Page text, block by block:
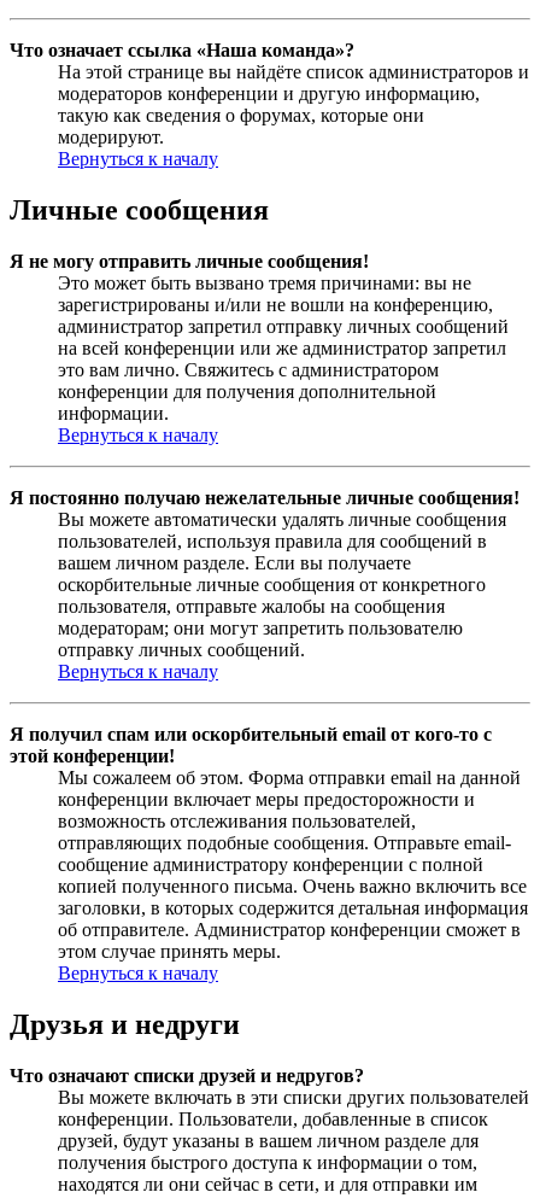
Что означает ссылка «Наша команда»?
На этой странице вы найдёте список администраторов и
модераторов конференции и другую информацию,
такую как сведения о форумах, которые они
модерируют.
Вернуться к началу
Личные сообщения
Я не могу отправить личные сообщения!
Это может быть вызвано тремя причинами: вы не
зарегистрированы и/или не вошли на конференцию,
администратор запретил отправку личных сообщений
на всей конференции или же администратор запретил
это вам лично. Свяжитесь с администратором
конференции для получения дополнительной
информации.
Вернуться к началу
Я постоянно получаю нежелательные личные сообщения!
Вы можете автоматически удалять личные сообщения
пользователей, используя правила для сообщений в
вашем личном разделе. Если вы получаете
оскорбительные личные сообщения от конкретного
пользователя, отправьте жалобы на сообщения
модераторам; они могут запретить пользователю
отправку личных сообщений.
Вернуться к началу
Я получил спам или оскорбительный email от кого-то с
этой конференции!
Мы сожалеем об этом. Форма отправки email на данной
конференции включает меры предосторожности и
возможность отслеживания пользователей,
отправляющих подобные сообщения. Отправьте email-
сообщение администратору конференции с полной
копией полученного письма. Очень важно включить все
заголовки, в которых содержится детальная информация
об отправителе. Администратор конференции сможет в
этом случае принять меры.
Вернуться к началу
Друзья и недруги
Что означают списки друзей и недругов?
Вы можете включать в эти списки других пользователей
конференции. Пользователи, добавленные в список
друзей, будут указаны в вашем личном разделе для
получения быстрого доступа к информации о том,
находятся ли они сейчас в сети, и для отправки им